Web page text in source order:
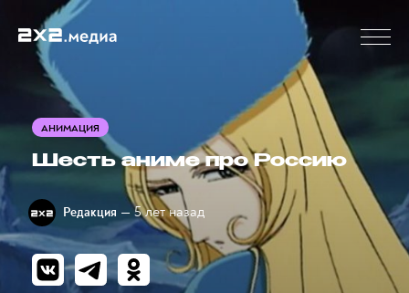
АНИМАЦИЯ
Шесть аниме про Россию
Редакция — 5 лет назад